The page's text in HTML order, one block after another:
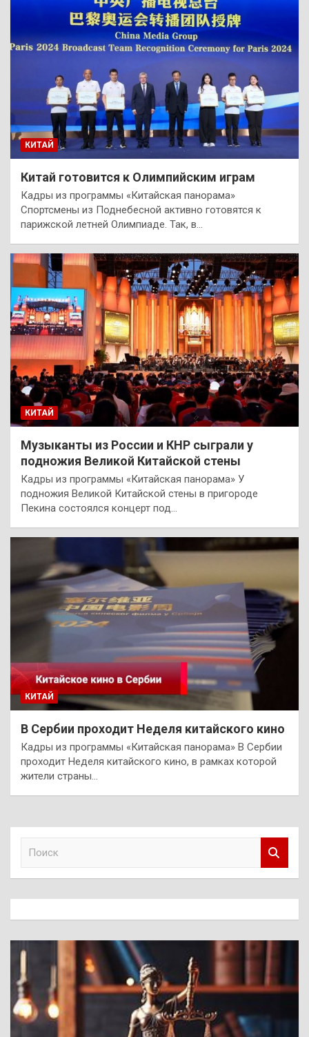
КИТАЙ
Китай готовится к Олимпийским играм
Кадры из программы «Китайская панорама»
Спортсмены из Поднебесной активно готовятся к
парижской летней Олимпиаде. Так, в…
КИТАЙ
Музыканты из России и КНР сыграли у
подножия Великой Китайской стены
Кадры из программы «Китайская панорама» У
подножия Великой Китайской стены в пригороде
Пекина состоялся концерт под…
КИТАЙ
В Сербии проходит Неделя китайского кино
Кадры из программы «Китайская панорама» В Сербии
проходит Неделя китайского кино, в рамках которой
жители страны…
к